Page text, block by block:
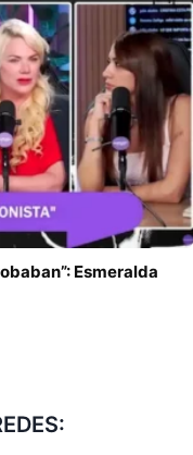
Esmeralda